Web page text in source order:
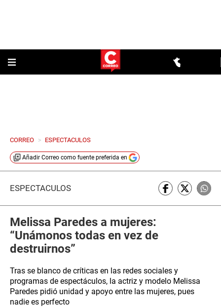
CORREO > ESPECTACULOS
Añadir Correo como fuente preferida en
ESPECTÁCULOS
Melissa Paredes a mujeres:
“Unámonos todas en vez de
destruirnos”
Tras se blanco de críticas en las redes sociales y
programas de espectáculos, la actriz y modelo Melissa
Paredes pidió unidad y apoyo entre las mujeres, pues
nadie es perfecto